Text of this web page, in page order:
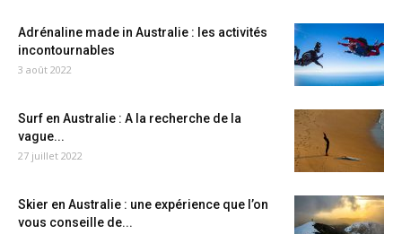
Adrénaline made in Australie : les activités
incontournables
3 août 2022
Surf en Australie : A la recherche de la
vague...
27 juillet 2022
Skier en Australie : une expérience que l’on
vous conseille de...